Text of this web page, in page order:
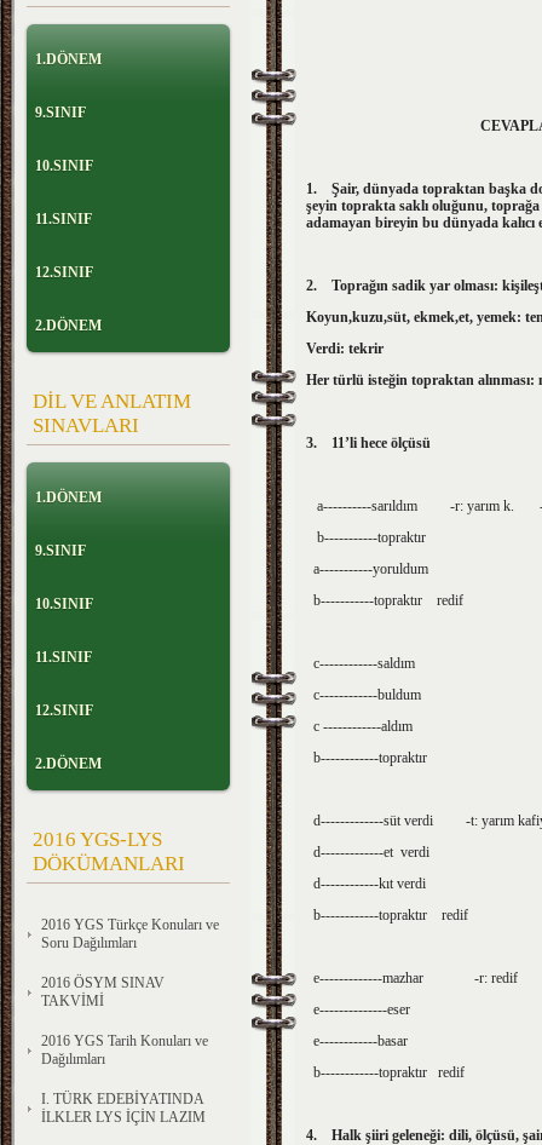
1.DÖNEM
9.SINIF
10.SINIF
11.SINIF
12.SINIF
2.DÖNEM
DİL VE ANLATIM
SINAVLARI
1.DÖNEM
9.SINIF
10.SINIF
11.SINIF
12.SINIF
2.DÖNEM
2016 YGS-LYS
DÖKÜMANLARI
2016 YGS Türkçe Konuları ve
Soru Dağılımları
2016 ÖSYM SINAV
TAKVİMİ
2016 YGS Tarih Konuları ve
Dağılımları
I. TÜRK EDEBİYATINDA
İLKLER LYS İÇİN LAZIM
1. Şair, dünyada topraktan başka
şeyin toprakta saklı oluğunu,
adamayan bireyin bu dünyada kalıcı
2. Toprağın sadik yar olması:
Koyun,kuzu,süt, ekmek,et, yemek:
Verdi: tekrir
Her türlü isteğin topraktan alınması:
3. 11’li hece ölçüsü
a----------sarıldım -r: yarım k. -
b-----------topraktır
a-----------yoruldum
b-----------topraktır redif
c------------saldım
c------------buldum
c ------------aldım
b------------topraktır
d-------------süt verdi -t: yarım
d-------------et verdi
d------------kıt verdi
b------------topraktır redif
e-------------mazhar -r: redif
e--------------eser
e------------basar
b------------topraktır redif
4. Halk şiiri geleneği: dili, ölçüsü,